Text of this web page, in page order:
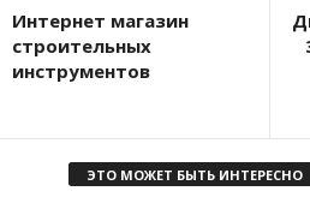
Интернет магазин
строительных
инструментов
ЭТО МОЖЕТ БЫТЬ ИНТЕРЕСНО